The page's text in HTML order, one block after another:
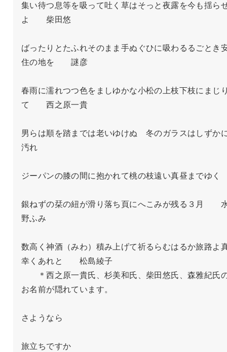
集い待つ息等を吸って吐く草はそっと夜露を今も揺ら
よ　　柴田悠
ばったりとたふれそのまま手ぬぐひに吸わるるごとき
住の地を　　謎彦
春雨に濡れつつ色をましゆかな小松の上枝下枝にまじ
て　　西之原一貴
男らは順を踏までは老いゆけぬ　冬のガラスはしずか
汚れ
ジーパンの膝の間に抱かれて桃の枝遠い真昼までゆく
銀ねずの栞の紐が滑り落ち頁にへこみが残る３月　　
野ふみ
数高く神酒（みわ）積み上げて祈るらむはるか旅路よ
幸くあれと　　松島綾子
＊西之原一貴氏、杉美和氏、柴田悠氏、森雅紀氏
お名前が隠れています。
さようなら
旅立ちですか